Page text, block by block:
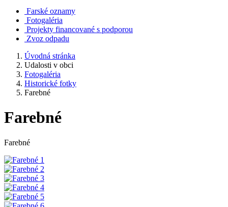
Farské oznamy
Fotogaléria
Projekty financované s podporou
Zvoz odpadu
Úvodná stránka
Udalosti v obci
Fotogaléria
Historické fotky
Farebné
Farebné
Farebné